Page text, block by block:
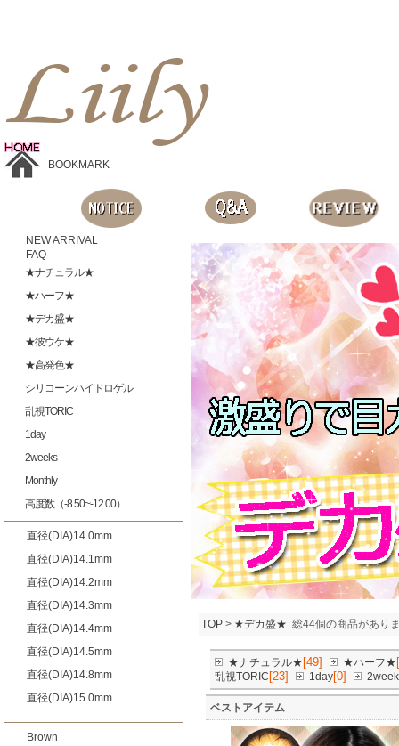
BOOKMARK
NEW ARRIVAL
FAQ
★ナチュラル★
★ハーフ★
★デカ盛★
★彼ウケ★
★高発色★
シリコーンハイドロゲル
乱視TORIC
1day
2weeks
Monthly
高度数（-8.50~-12.00）
直径(DIA)14.0mm
直径(DIA)14.1mm
直径(DIA)14.2mm
直径(DIA)14.3mm
直径(DIA)14.4mm
直径(DIA)14.5mm
直径(DIA)14.8mm
直径(DIA)15.0mm
Brown
TOP > ★デカ盛★ 総44個の商品があり
★ナチュラル★ [49] ★ハーフ★
乱視TORIC [23] 1day[0]
ベストアイテム